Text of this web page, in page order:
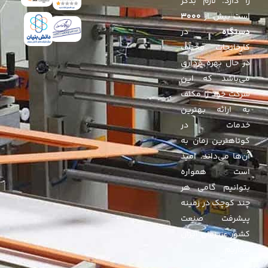
است بیش از۳۰۰۰
دستگاهدر
کارخانجات مختلف
در حال بهره برداری
می‌باشد که این
شرکت خود را مکلف
به ارائه بهترین
خدمات در
کوتاهترین زمان به
آن‌ها می‌داند. امید
است همواره
بتوانیم گامی هر
چند کوچک در زمینه
پیشرفت صنعت
کشور عزیزمان ایران